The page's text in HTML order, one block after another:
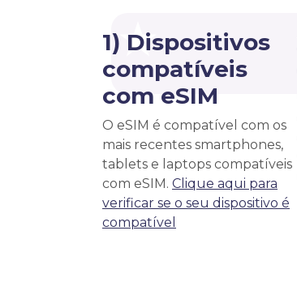
1) Dispositivos
compatíveis
com eSIM
O eSIM é compatível com os
mais recentes smartphones,
tablets e laptops compatíveis
com eSIM. Clique aqui para
verificar se o seu dispositivo é
compatível